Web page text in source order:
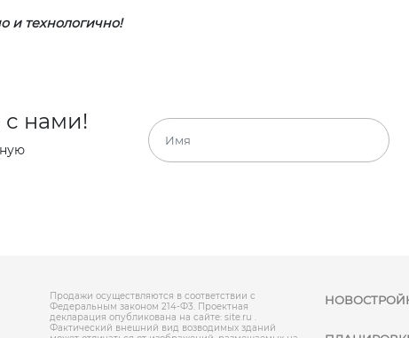
и технологично!
с нами!
Продажи осуществляются в соответствии с
Федеральным законом 214-Ф3. Проектная
декларация опубликована на сайте: site.ru .
Фактический внешний вид возводимых зданий